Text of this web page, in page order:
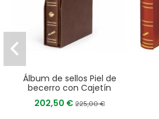
Álbum de sellos Piel de
becerro con Cajetín
202,50 €225,00 €